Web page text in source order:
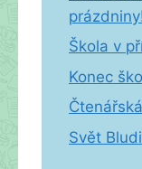
Škola v
Konec
Svět